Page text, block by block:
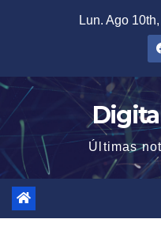
Lun. Ago
Últimas